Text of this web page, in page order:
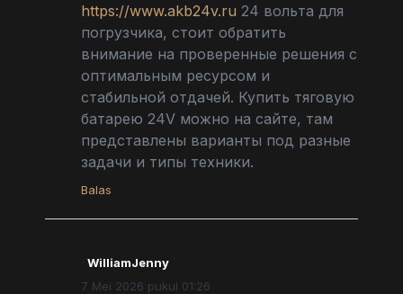
https://www.akb24v.ru 24 вольта для
погрузчика, стоит обратить
внимание на проверенные решения с
оптимальным ресурсом и
стабильной отдачей. Купить тяговую
батарею 24V можно на сайте, там
представлены варианты под разные
задачи и типы техники.
Balas
WilliamJenny
7 Mei 2026 pukul 01:26